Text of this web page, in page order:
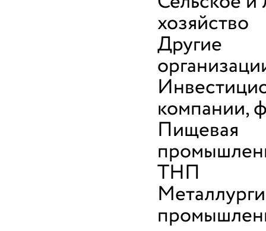
хозяйство
Другие
компании,
Пищевая
ТНП